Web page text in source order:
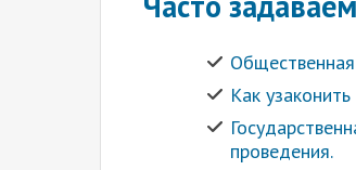
Общественная
Как
проведения.